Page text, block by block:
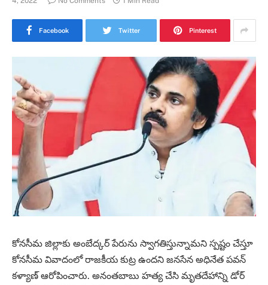
Facebook Twitter Pinterest
కోనసీమ జిల్లాకు అంబేద్కర్‌ పేరును స్వాగతిస్తున్నామని స్పష్టం చేస్తూ
కోనసీమ వివాదంలో రాజకీయ కుట్ర ఉందని జనసేన అధినేత పవన్
కళ్యాణ్ ఆరోపించారు. అనంతబాబు హత్య చేసి మృతదేహాన్ని డోర్‌